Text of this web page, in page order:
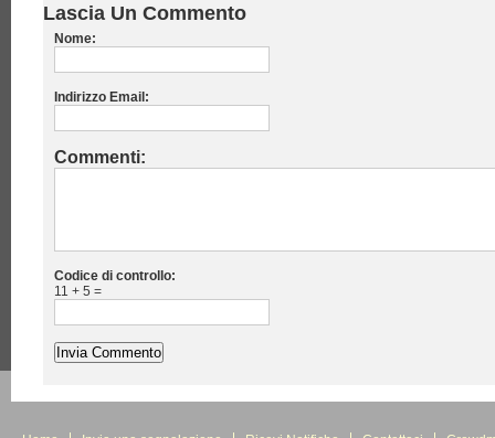
Lascia Un Commento
Nome:
Indirizzo Email:
Commenti:
Codice di controllo:
11 + 5 =